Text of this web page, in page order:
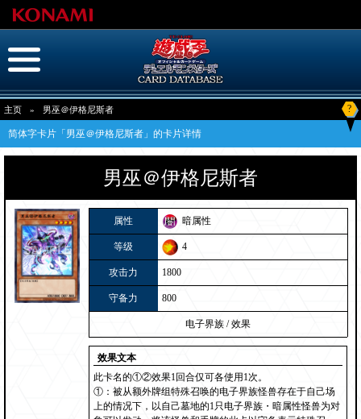
主页 » 男巫＠伊格尼斯者 ?
简体字卡片「男巫＠伊格尼斯者」的卡片详情
男巫＠伊格尼斯者
属性 暗属性
等级 4
攻击力 1800
守备力 800
电子界族 / 效果
效果文本
此卡名的①②效果1回合仅可各使用1次。
①：被从额外牌组特殊召唤的电子界族怪兽存在于自己场
上的情况下，以自己墓地的1只电子界族・暗属性怪兽为对